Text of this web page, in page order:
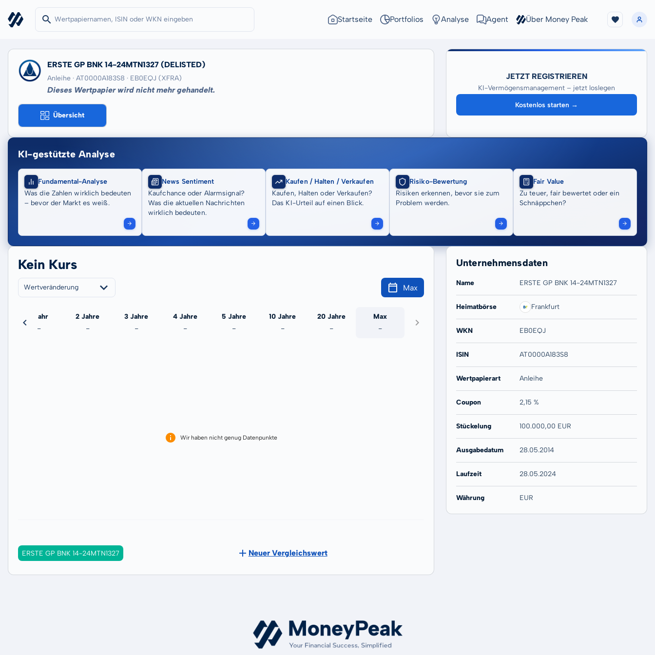
Startseite Portfolios Analyse Agent Über Money Peak
ERSTE GP BNK 14-24MTN1327 (DELISTED)
Anleihe · AT0000A183S8 · EB0EQJ (XFRA)
Dieses Wertpapier wird nicht mehr gehandelt.
Übersicht
JETZT REGISTRIEREN
KI-Vermögensmanagement – jetzt loslegen
Kostenlos starten →
KI-gestützte Analyse
Fundamental-Analyse
Was die Zahlen wirklich bedeuten
– bevor der Markt es weiß.
News Sentiment
Kaufchance oder Alarmsignal?
Was die aktuellen Nachrichten
wirklich bedeuten.
Kaufen / Halten / Verkaufen
Kaufen, Halten oder Verkaufen?
Das KI-Urteil auf einen Blick.
Risiko-Bewertung
Risiken erkennen, bevor sie zum
Problem werden.
Fair Value
Zu teuer, fair bewertet oder ein
Schnäppchen?
Kein Kurs
Wertveränderung Max
1 Jahr
-
2 Jahre
-
3 Jahre
-
4 Jahre
-
5 Jahre
-
10 Jahre
-
20 Jahre
-
Max
-
Wir haben nicht genug Datenpunkte
ERSTE GP BNK 14-24MTN1327 Neuer Vergleichswert
Unternehmensdaten
Name ERSTE GP BNK 14-24MTN1327
Heimatbörse Frankfurt
WKN EB0EQJ
ISIN AT0000A183S8
Wertpapierart Anleihe
Coupon 2,15 %
Stückelung 100.000,00 EUR
Ausgabedatum 28.05.2014
Laufzeit 28.05.2024
Währung EUR